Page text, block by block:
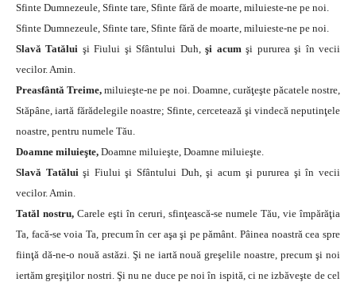
Sfinte Dumnezeule, Sfinte tare, Sfinte fără de moarte, miluieste-ne pe noi.
Sfinte Dumnezeule, Sfinte tare, Sfinte fără de moarte, miluieste-ne pe noi.
Slavă Tatălui şi Fiului şi Sfântului Duh,şi acumşi pururea şi în vecii
vecilor. Amin.
Preasfântă Treime, miluieşte-ne pe noi. Doamne, curăţeşte păcatele nostre,
Stăpâne, iartă fărădelegile noastre; Sfinte, cercetează şi vindecă neputinţele
noastre, pentru numele Tău.
Doamne miluieşte, Doamne miluieşte, Doamne miluieşte.
Slavă Tatăluişi Fiului şi Sfântului Duh, şi acum şi pururea şi în vecii
vecilor. Amin.
Tatăl nostru, Carele eşti în ceruri, sfinţească-se numele Tău, vie împărăţia
Ta, facă-se voia Ta, precum în cer aşa şi pe pământ. Pâinea noastră cea spre
fiinţă dă-ne-o nouă astăzi. Şi ne iartă nouă greşelile noastre, precum şi noi
iertăm greşiţilor nostri. Şi nu ne duce pe noi în ispită, ci ne izbăveşte de cel